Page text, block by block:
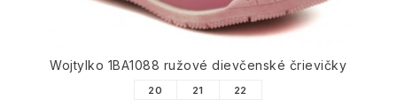
Wojtylko 1BA1088 ružové dievčenské črievičky
20 21 22